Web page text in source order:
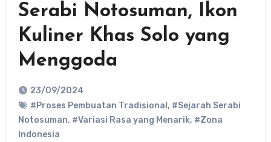
Serabi Notosuman, Ikon
Kuliner Khas Solo yang
Menggoda
23/09/2024
#Proses Pembuatan Tradisional , #Sejarah Serabi
Notosuman, #Variasi Rasa yang Menarik, #Zona
Indonesia